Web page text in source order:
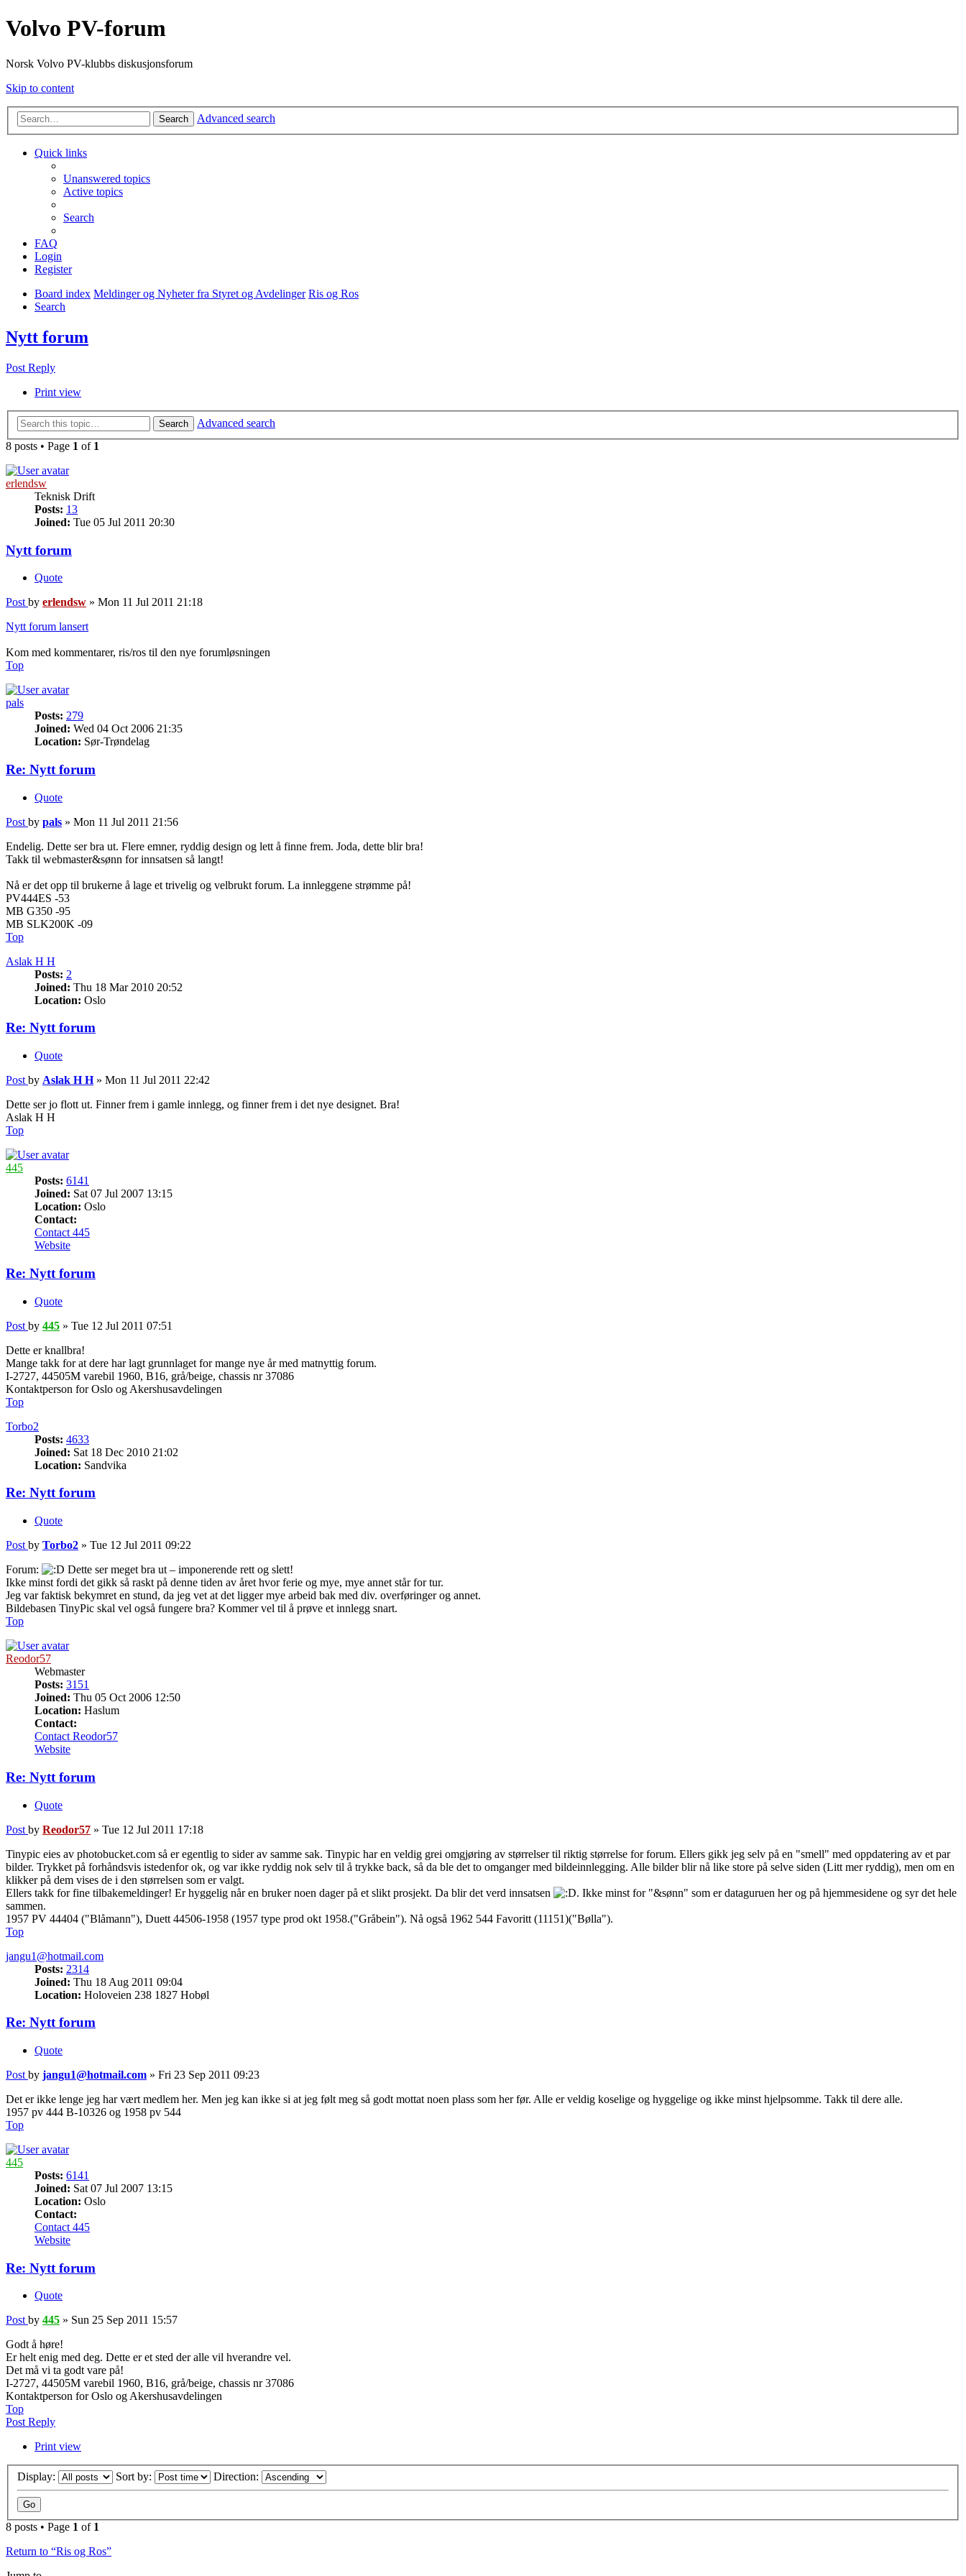
Volvo PV-forum
Norsk Volvo PV-klubbs diskusjonsforum
Skip to content
Search Advanced search
Quick links
Unanswered topics
Active topics
Search
FAQ
Login
Register
Board index Meldinger og Nyheter fra Styret og Avdelinger Ris og Ros
Search
Nytt forum
Post Reply
Print view
Search
Advanced search
8 posts • Page 1 of 1
erlendsw
Teknisk Drift
Posts: 13
Joined: Tue 05 Jul 2011 20:30
Nytt forum
Quote
Post by erlendsw » Mon 11 Jul 2011 21:18
Nytt forum lansert
Kom med kommentarer, ris/ros til den nye forumløsningen
Top
pals
Posts: 279
Joined: Wed 04 Oct 2006 21:35
Location: Sør-Trøndelag
Re: Nytt forum
Quote
Post by pals » Mon 11 Jul 2011 21:56
Endelig. Dette ser bra ut. Flere emner, ryddig design og lett å finne frem. Joda, dette blir bra!
Takk til webmaster&sønn for innsatsen så langt!
Nå er det opp til brukerne å lage et trivelig og velbrukt forum. La innleggene strømme på!
PV444ES -53
MB G350 -95
MB SLK200K -09
Top
Aslak H H
Posts: 2
Joined: Thu 18 Mar 2010 20:52
Location: Oslo
Re: Nytt forum
Quote
Post by Aslak H H» Mon 11 Jul 2011 22:42
Dette ser jo flott ut. Finner frem i gamle innlegg, og finner frem i det nye designet. Bra!
Aslak H H
Top
445
Posts: 6141
Joined: Sat 07 Jul 2007 13:15
Location: Oslo
Contact:
Contact 445
Website
Re: Nytt forum
Quote
Post by 445 » Tue 12 Jul 2011 07:51
Dette er knallbra!
Mange takk for at dere har lagt grunnlaget for mange nye år med matnyttig forum.
I-2727, 44505M varebil 1960, B16, grå/beige, chassis nr 37086
Kontaktperson for Oslo og Akershusavdelingen
Top
Torbo2
Posts: 4633
Joined: Sat 18 Dec 2010 21:02
Location: Sandvika
Re: Nytt forum
Quote
Post by Torbo2 » Tue 12 Jul 2011 09:22
Forum:
Dette ser meget bra ut – imponerende rett og slett!
Ikke minst fordi det gikk så raskt på denne tiden av året hvor ferie og mye, mye annet står for tur.
Jeg var faktisk bekymret en stund, da jeg vet at det ligger mye arbeid bak med div. overføringer og annet.
Bildebasen TinyPic skal vel også fungere bra? Kommer vel til å prøve et innlegg snart.
Top
Reodor57
Webmaster
Posts: 3151
Joined: Thu 05 Oct 2006 12:50
Location: Haslum
Contact:
Contact Reodor57
Website
Re: Nytt forum
Quote
Post by Reodor57 » Tue 12 Jul 2011 17:18
Tinypic eies av photobucket.com så er egentlig to sider av samme sak. Tinypic har en veldig grei omgjøring av størrelser til riktig størrelse for forum. Ellers gikk jeg selv på en "smell" med oppdatering av et par
bilder. Trykket på forhåndsvis istedenfor ok, og var ikke ryddig nok selv til å trykke back, så da ble det to omganger med bildeinnlegging. Alle bilder blir nå like store på selve siden (Litt mer ryddig), men om en
klikker på dem vises de i den størrelsen som er valgt.
Ellers takk for fine tilbakemeldinger! Er hyggelig når en bruker noen dager på et slikt prosjekt. Da blir det verd innsatsen
. Ikke minst for "&sønn" som er dataguruen her og på hjemmesidene og syr det hele
sammen.
1957 PV 44404 ("Blåmann"), Duett 44506-1958 (1957 type prod okt 1958.("Gråbein"). Nå også 1962 544 Favoritt (11151)("Bølla").
Top
jangu1@hotmail.com
Posts: 2314
Joined: Thu 18 Aug 2011 09:04
Location: Holoveien 238 1827 Hobøl
Re: Nytt forum
Quote
Post by jangu1@hotmail.com » Fri 23 Sep 2011 09:23
Det er ikke lenge jeg har vært medlem her. Men jeg kan ikke si at jeg følt meg så godt mottat noen plass som her før. Alle er veldig koselige og hyggelige og ikke minst hjelpsomme. Takk til dere alle.
1957 pv 444 B-10326 og 1958 pv 544
Top
445
Posts: 6141
Joined: Sat 07 Jul 2007 13:15
Location: Oslo
Contact:
Contact 445
Website
Re: Nytt forum
Quote
Post by 445 » Sun 25 Sep 2011 15:57
Godt å høre!
Er helt enig med deg. Dette er et sted der alle vil hverandre vel.
Det må vi ta godt vare på!
I-2727, 44505M varebil 1960, B16, grå/beige, chassis nr 37086
Kontaktperson for Oslo og Akershusavdelingen
Top
Post Reply
Print view
Display: Sort by: Direction:
8 posts • Page 1 of 1
Return to “Ris og Ros”